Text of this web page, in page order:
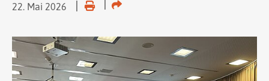
22. Mai 2026